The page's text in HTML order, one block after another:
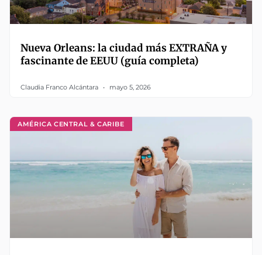
Nueva Orleans: la ciudad más EXTRAÑA y
fascinante de EEUU (guía completa)
Claudia Franco Alcántara mayo 5, 2026
AMÉRICA CENTRAL & CARIBE